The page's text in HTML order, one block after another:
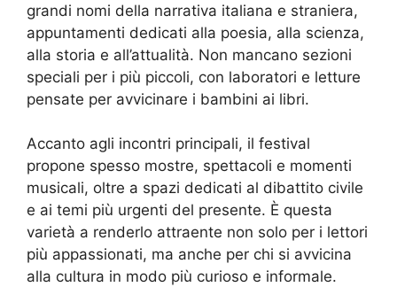
grandi nomi della narrativa italiana e straniera,
appuntamenti dedicati alla poesia, alla scienza,
alla storia e all’attualità. Non mancano sezioni
speciali per i più piccoli, con laboratori e letture
pensate per avvicinare i bambini ai libri.
Accanto agli incontri principali, il festival
propone spesso mostre, spettacoli e momenti
musicali, oltre a spazi dedicati al dibattito civile
e ai temi più urgenti del presente. È questa
varietà a renderlo attraente non solo per i lettori
più appassionati, ma anche per chi si avvicina
alla cultura in modo più curioso e informale.